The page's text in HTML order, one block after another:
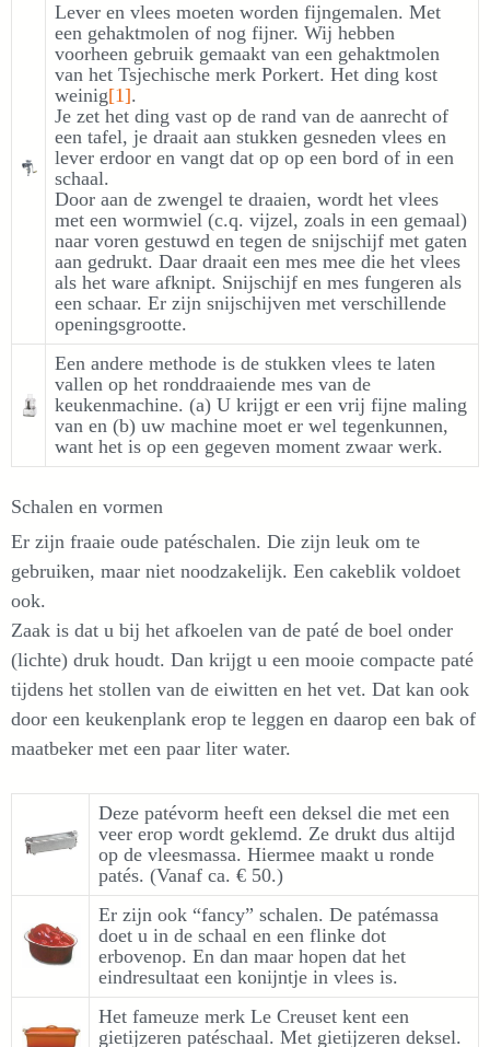
Lever en vlees moeten worden fijngemalen. Met
een gehaktmolen of nog fijner. Wij hebben
voorheen gebruik gemaakt van een gehaktmolen
van het Tsjechische merk Porkert. Het ding kost
weinig[1].
Je zet het ding vast op de rand van de aanrecht of
een tafel, je draait aan stukken gesneden vlees en
lever erdoor en vangt dat op op een bord of in een
schaal.
Door aan de zwengel te draaien, wordt het vlees
met een wormwiel (c.q. vijzel, zoals in een gemaal)
naar voren gestuwd en tegen de snijschijf met gaten
aan gedrukt. Daar draait een mes mee die het vlees
als het ware afknipt. Snijschijf en mes fungeren als
een schaar. Er zijn snijschijven met verschillende
openingsgrootte.
Een andere methode is de stukken vlees te laten
vallen op het ronddraaiende mes van de
keukenmachine. (a) U krijgt er een vrij fijne maling
van en (b) uw machine moet er wel tegenkunnen,
want het is op een gegeven moment zwaar werk.
Schalen en vormen
Er zijn fraaie oude patéschalen. Die zijn leuk om te
gebruiken, maar niet noodzakelijk. Een cakeblik voldoet
ook.
Zaak is dat u bij het afkoelen van de paté de boel onder
(lichte) druk houdt. Dan krijgt u een mooie compacte paté
tijdens het stollen van de eiwitten en het vet. Dat kan ook
door een keukenplank erop te leggen en daarop een bak of
maatbeker met een paar liter water.
Deze patévorm heeft een deksel die met een
veer erop wordt geklemd. Ze drukt dus altijd
op de vleesmassa. Hiermee maakt u ronde
patés. (Vanaf ca. € 50.)
Er zijn ook “fancy” schalen. De patémassa
doet u in de schaal en een flinke dot
erbovenop. En dan maar hopen dat het
eindresultaat een konijntje in vlees is.
Het fameuze merk Le Creuset kent een
gietijzeren patéschaal. Met gietijzeren deksel.